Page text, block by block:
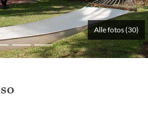
Alle fotos (30)